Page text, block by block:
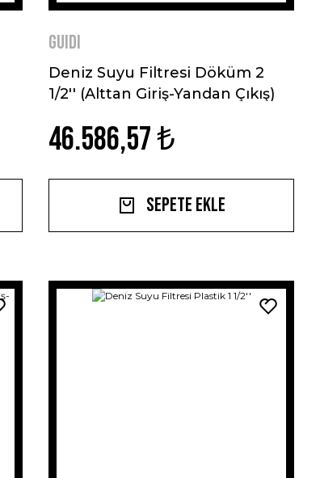
GUIDI
Deniz Suyu Filtresi Döküm 2
1/2'' (Alttan Giriş-Yandan Çıkış)
46.586,57 ₺
Sepete Ekle